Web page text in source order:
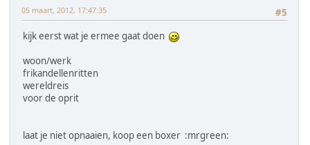
#5
05 maart, 2012, 17:47:35
kijk eerst wat je ermee gaat doen
woon/werk
frikandellenritten
wereldreis
voor de oprit
laat je niet opnaaien, koop een boxer :mrgreen: